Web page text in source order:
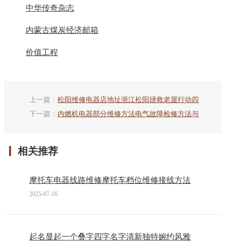
中华传奇杂志
内蒙古煤炭经济邮箱
价值工程
上一篇： 松阳维修电器店地址浙江松阳拯救老屋行动四
下一篇： 内燃机电器部分维修方法电气故障检修方法与
相关推荐
摩托车电器线路维修摩托车档位维修接线方法
2025-07-16
起名显起一个叠字四字名字清新独特婉约风雅